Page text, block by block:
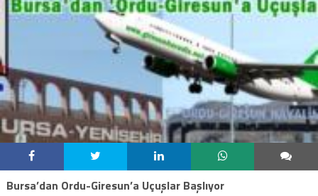
Bursa’dan Ordu-Giresun’a Uçuşlar Başlıyor